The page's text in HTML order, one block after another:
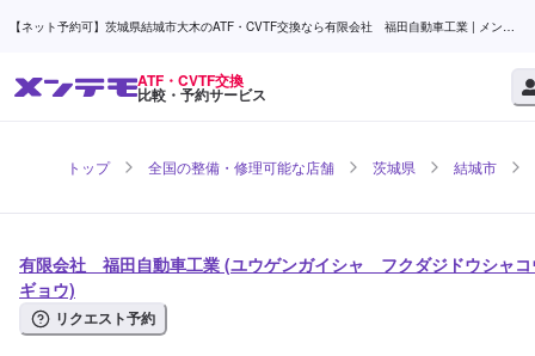
【ネット予約可】茨城県結城市大木のATF・CVTF交換なら有限会社 福田自動車工業 | メンテ
ATF・CVTF交換
比較・予約サービス
トップ 全国の整備・修理可能な店舗 茨城県 結城市
有限会社 福田自動車工業 (ユウゲンガイシャ フクダジドウシャコ
ギョウ)
リクエスト予約